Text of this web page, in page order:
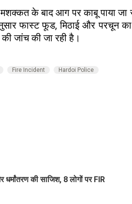
के बाद आग पर काबू पाया जा
फास्ट फूड, मिठाई और परचून का
जांच की जा रही है।
Fire Incident Hardoi Police
धर्मांतरण की साजिश, 8 लोगों पर FIR